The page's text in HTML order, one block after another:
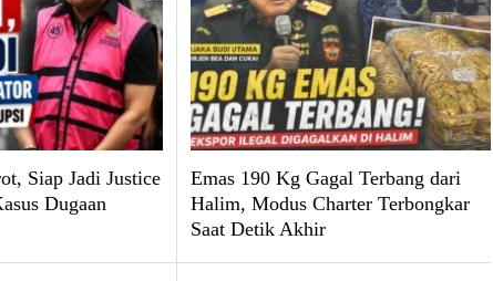
Siap Jadi Justice
Dugaan
Emas 190 Kg Gagal Terbang dari
Halim, Modus Charter Terbongkar
Saat Detik Akhir